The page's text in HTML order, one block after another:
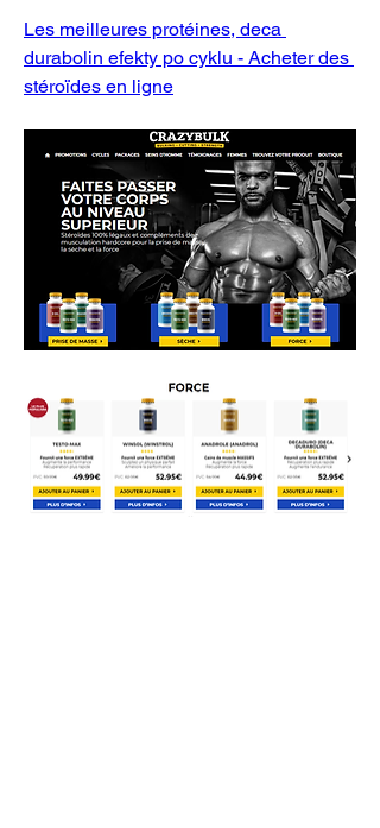
Les meilleures protéines, deca
durabolin efekty po cyklu - Acheter des
stéroïdes en ligne